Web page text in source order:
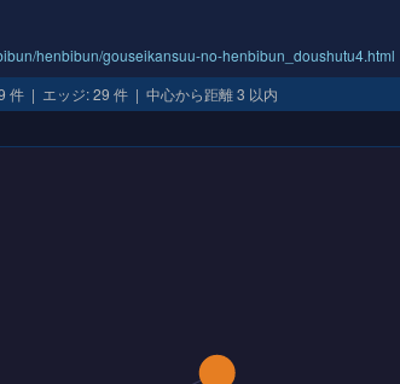
henbibun/gouseikansuu-no-henbibun_doushutu4.html
件 | エッジ: 29 件 | 中心から距離 3 以内